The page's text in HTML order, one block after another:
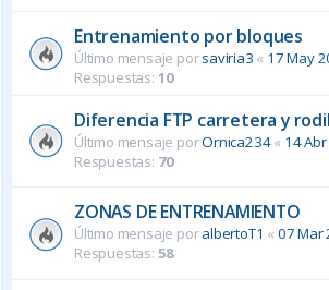
Entrenamiento por bloques
Último mensaje porsaviria3 « 17 May
Respuestas: 10
Diferencia FTP carretera y
Último mensaje porOrnica234« 14
Respuestas: 70
ZONAS DE ENTRENAMIENTO
Último mensaje poralbertoT1 « 07 Mar
Respuestas: 58